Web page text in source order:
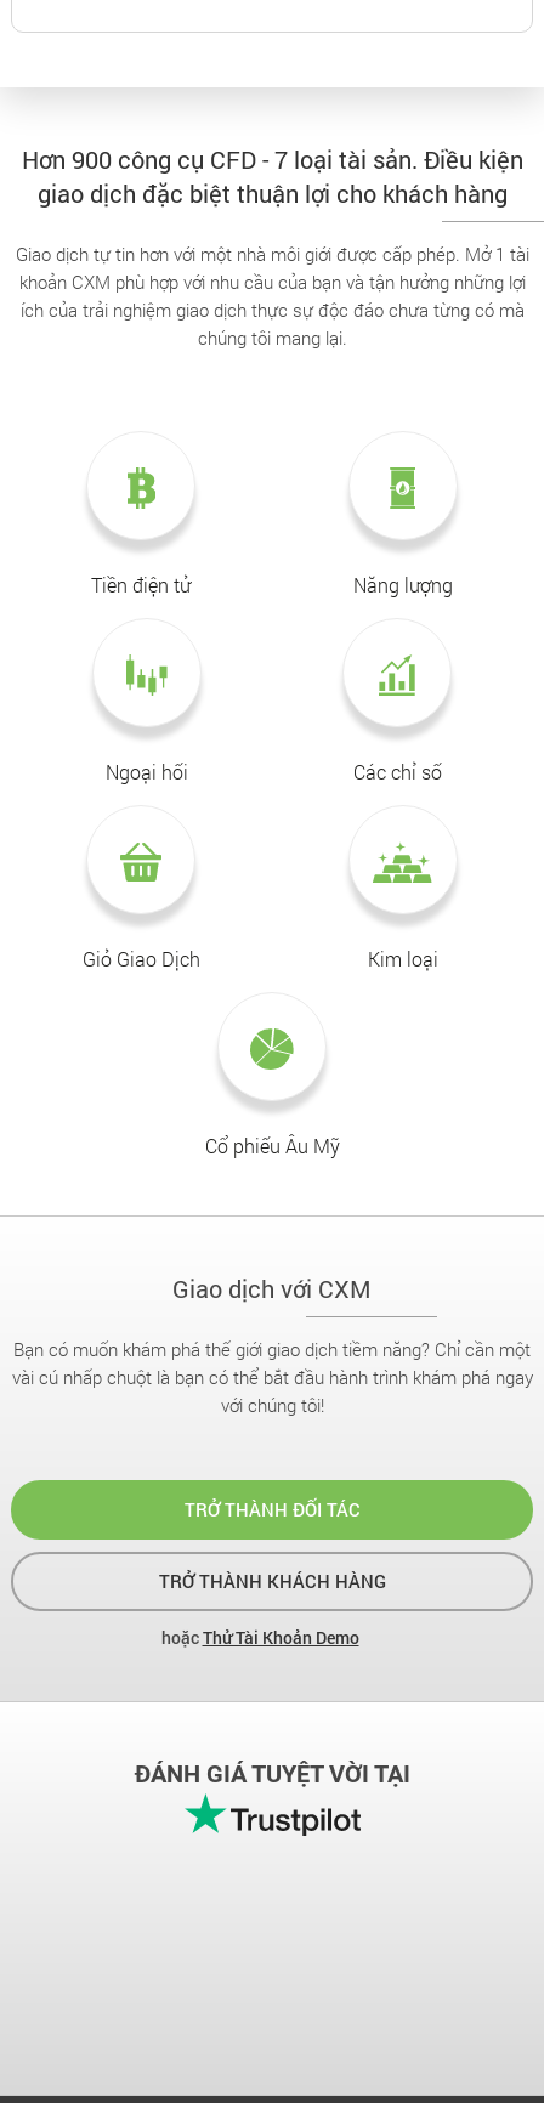
Hơn 900 công cụ CFD - 7 loại tài sản. Điều kiện
giao dịch đặc biệt thuận lợi cho khách hàng
Giao dịch tự tin hơn với một nhà môi giới được cấp phép. Mở 1 tài
khoản CXM phù hợp với nhu cầu của bạn và tận hưởng những lợi
ích của trải nghiệm giao dịch thực sự độc đáo chưa từng có mà
chúng tôi mang lại.
Tiền điện tử Năng lượng
Ngoại hối Các chỉ số
Giỏ Giao Dịch Kim loại
Cổ phiếu Âu Mỹ
Giao dịch với CXM
Bạn có muốn khám phá thế giới giao dịch tiềm năng? Chỉ cần một
vài cú nhấp chuột là bạn có thể bắt đầu hành trình khám phá ngay
với chúng tôi!
TRỞ THÀNH ĐỐI TÁC
TRỞ THÀNH KHÁCH HÀNG
hoặcThử Tài Khoản Demo
ĐÁNH GIÁ TUYỆT VỜI TẠI